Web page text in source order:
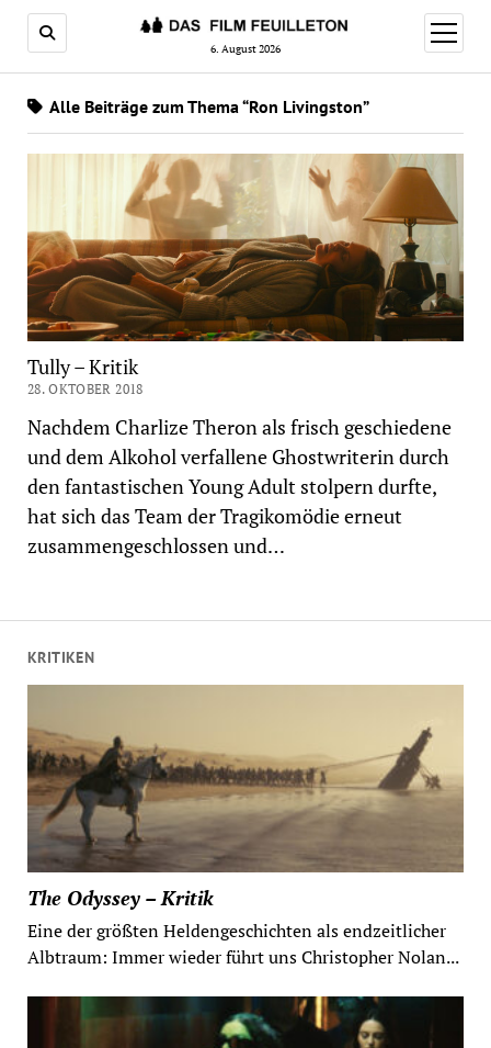
6. August 2026
Menü
öffnen
KRITIKEN
The Odyssey – Kritik
Eine der größten Heldengeschichten als endzeitlicher
Albtraum: Immer wieder führt uns Christopher Nolan...
Alle Beiträge zum Thema “Ron Livingston”
Tully – Kritik
28. OKTOBER 2018
Nachdem Charlize Theron als frisch geschiedene
und dem Alkohol verfallene Ghostwriterin durch
den fantastischen Young Adult stolpern durfte,
hat sich das Team der Tragikomödie erneut
zusammengeschlossen und…